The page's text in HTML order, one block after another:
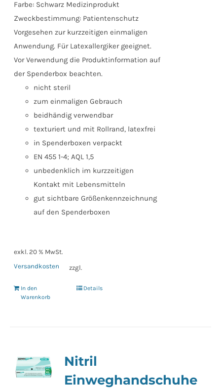
Farbe: Schwarz Medizinprodukt
Zweckbestimmung: Patientenschutz
Vorgesehen zur kurzzeitigen einmaligen
Anwendung. Für Latexallergiker geeignet.
Vor Verwendung die Produktinformation auf
der Spenderbox beachten.
nicht steril
zum einmaligen Gebrauch
beidhändig verwendbar
texturiert und mit Rollrand, latexfrei
in Spenderboxen verpackt
EN 455 1-4; AQL 1,5
unbedenklich im kurzzeitigen
Kontakt mit Lebensmitteln
gut sichtbare Größenkennzeichnung
auf den Spenderboxen
exkl. 20 % MwSt.
zzgl.
Versandkosten
In den
Warenkorb
Details
Nitril
Einweghandschuhe